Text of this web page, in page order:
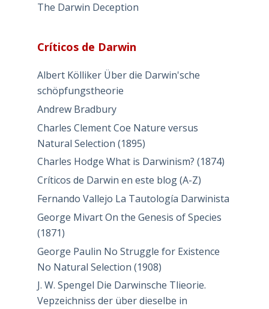
The Darwin Deception
Críticos de Darwin
Albert Kölliker Über die Darwin'sche
schöpfungstheorie
Andrew Bradbury
Charles Clement Coe Nature versus
Natural Selection (1895)
Charles Hodge What is Darwinism? (1874)
Críticos de Darwin en este blog (A-Z)
Fernando Vallejo La Tautología Darwinista
George Mivart On the Genesis of Species
(1871)
George Paulin No Struggle for Existence
No Natural Selection (1908)
J. W. Spengel Die Darwinsche Tlieorie.
Vepzeichniss der über dieselbe in